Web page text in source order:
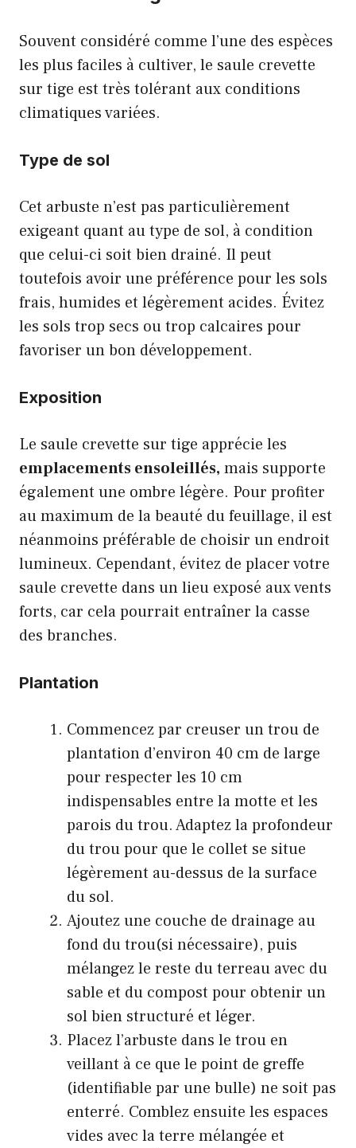
Souvent considéré comme l’une des espèces
les plus faciles à cultiver, le saule crevette
sur tige est très tolérant aux conditions
climatiques variées.
Type de sol
Cet arbuste n’est pas particulièrement
exigeant quant au type de sol, à condition
que celui-ci soit bien drainé. Il peut
toutefois avoir une préférence pour les sols
frais, humides et légèrement acides. Évitez
les sols trop secs ou trop calcaires pour
favoriser un bon développement.
Exposition
Le saule crevette sur tige apprécie les
emplacements ensoleillés, mais supporte
également une ombre légère. Pour profiter
au maximum de la beauté du feuillage, il est
néanmoins préférable de choisir un endroit
lumineux. Cependant, évitez de placer votre
saule crevette dans un lieu exposé aux vents
forts, car cela pourrait entraîner la casse
des branches.
Plantation
Commencez par creuser un trou de
plantation d’environ 40 cm de large
pour respecter les 10 cm
indispensables entre la motte et les
parois du trou. Adaptez la profondeur
du trou pour que le collet se situe
légèrement au-dessus de la surface
du sol.
Ajoutez une couche de drainage au
fond du trou(si nécessaire), puis
mélangez le reste du terreau avec du
sable et du compost pour obtenir un
sol bien structuré et léger.
Placez l’arbuste dans le trou en
veillant à ce que le point de greffe
(identifiable par une bulle) ne soit pas
enterré. Comblez ensuite les espaces
vides avec la terre mélangée et